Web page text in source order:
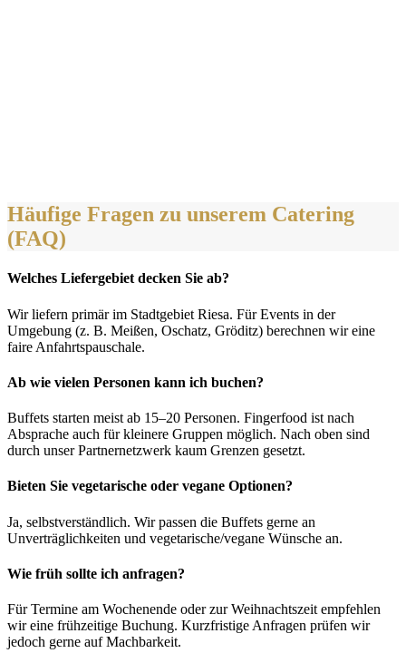
Häufige Fragen zu unserem Catering
(FAQ)
Welches Liefergebiet decken Sie ab?
Wir liefern primär im Stadtgebiet Riesa. Für Events in der
Umgebung (z. B. Meißen, Oschatz, Gröditz) berechnen wir eine
faire Anfahrtspauschale.
Ab wie vielen Personen kann ich buchen?
Buffets starten meist ab 15–20 Personen. Fingerfood ist nach
Absprache auch für kleinere Gruppen möglich. Nach oben sind
durch unser Partnernetzwerk kaum Grenzen gesetzt.
Bieten Sie vegetarische oder vegane Optionen?
Ja, selbstverständlich. Wir passen die Buffets gerne an
Unverträglichkeiten und vegetarische/vegane Wünsche an.
Wie früh sollte ich anfragen?
Für Termine am Wochenende oder zur Weihnachtszeit empfehlen
wir eine frühzeitige Buchung. Kurzfristige Anfragen prüfen wir
jedoch gerne auf Machbarkeit.